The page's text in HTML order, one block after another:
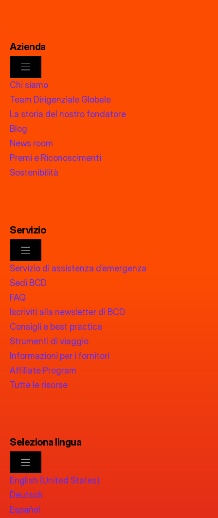
Azienda
Chi siamo
Team Dirigenziale Globale
La storia del nostro fondatore
Blog
News room
Premi e Riconoscimenti
Sostenibilità
Servizio
Servizio di assistenza d’emergenza
Sedi BCD
FAQ
Iscriviti alla newsletter di BCD
Consigli e best practice
Strumenti di viaggio
Informazioni per i fornitori
Affiliate Program
Tutte le risorse
Seleziona lingua
English (United States)
Deutsch
Español